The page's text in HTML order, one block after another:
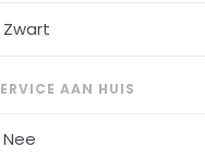
Zwart
AAN HUIS
Nee